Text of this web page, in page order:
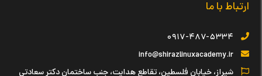
ارتباط با ما
۰۹۱۷-۴۸۷-۵۳۳۴
info@shirazlinuxacademy.ir
شیراز، خیابان فلسطین، تقاطع هدایت، جنب ساختمان دکتر سعادتی